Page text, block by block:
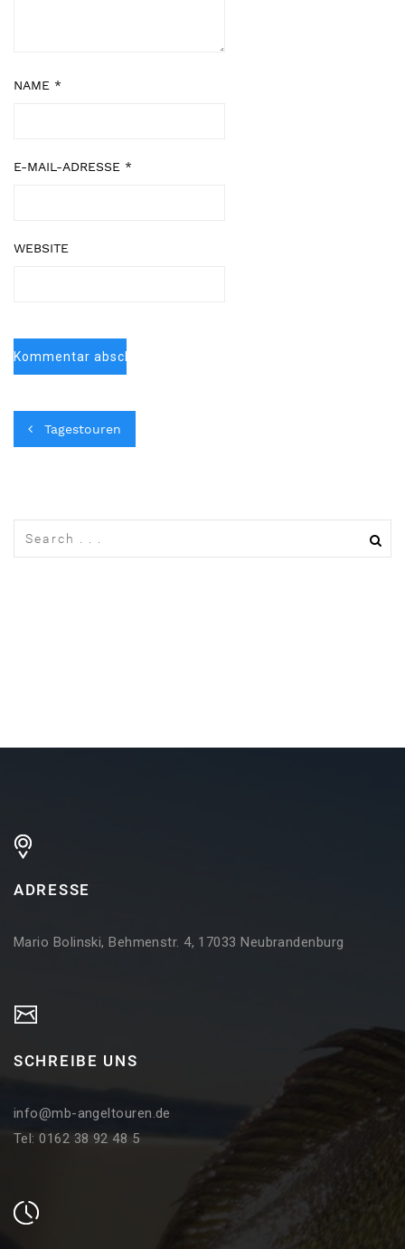
NAME *
E-MAIL-ADRESSE *
WEBSITE
Tagestouren
ADRESSE
Mario Bolinski, Behmenstr. 4, 17033 Neubrandenburg
SCHREIBE UNS
info@mb-angeltouren.de
Tel: 0162 38 92 48 5